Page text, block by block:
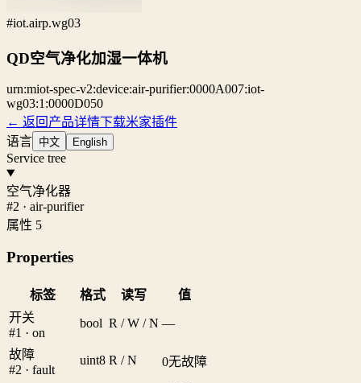
#iot.airp.wg03
QD空气净化加湿一体机
urn:miot-spec-v2:device:air-purifier:0000A007:iot-
wg03:1:0000D050
← 返回产品详情下载米家插件
语言 中文 English
Service tree
空气净化器
#2 · air-purifier
属性 5
Properties
标签 格式 读写
值
开关
#1 · on
bool R / W / N —
故障
#2 · fault
uint8 R / N 0无故障